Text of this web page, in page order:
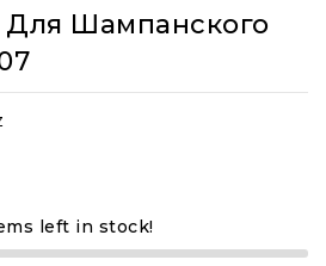
Шампанского
left in stock!